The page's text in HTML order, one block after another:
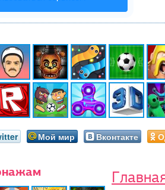
Мой мир Вконтакте